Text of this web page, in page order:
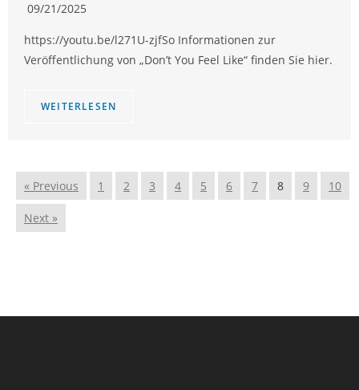
09/21/2025
https://youtu.be/l271U-zjfSo Informationen zur
Veröffentlichung von „Don’t You Feel Like“ finden Sie hier.
WEITERLESEN
« Previous 1 2 3 4 5 6 7 8 9 10
Next »